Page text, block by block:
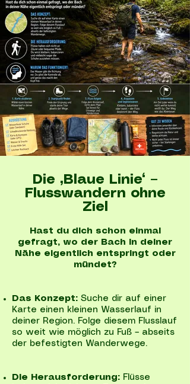
Die „Blaue Linie“ –
Flusswandern ohne
Ziel
Hast du dich schon einmal
gefragt, wo der Bach in deiner
Nähe eigentlich entspringt oder
mündet?
Das Konzept: Suche dir auf einer
Karte einen kleinen Wasserlauf in
deiner Region. Folge diesem Flusslauf
so weit wie möglich zu Fuß – abseits
der befestigten Wanderwege.
Die Herausforderung: Flüsse